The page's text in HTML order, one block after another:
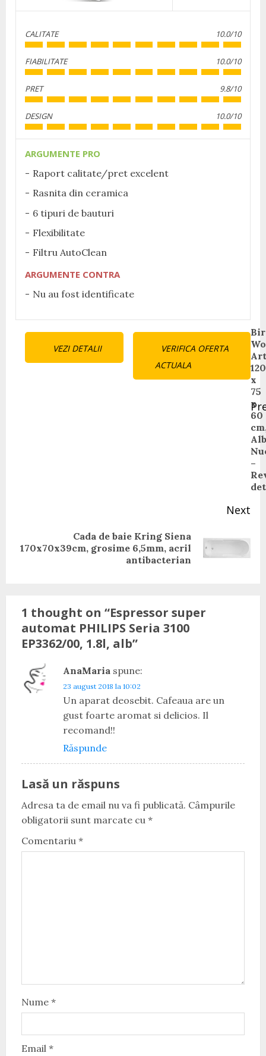
CALITATE 10.0/10
FIABILITATE 10.0/10
PRET 9.8/10
DESIGN 10.0/10
ARGUMENTE PRO
Raport calitate/pret excelent
Rasnita din ceramica
6 tipuri de bauturi
Flexibilitate
Filtru AutoClean
ARGUMENTE CONTRA
Nu au fost identificate
VEZI DETALII
VERIFICA OFERTA
ACTUALA
Continue
Reading
120
x
75
x
60
–
Next
Next
Cada de baie Kring Siena
170x70x39cm, grosime 6,5mm, acril
antibacterian
1 thought on “Espressor super
automat PHILIPS Seria 3100
EP3362/00, 1.8l, alb”
AnaMaria spune:
23 august 2018 la 10:02
Un aparat deosebit. Cafeaua are un
gust foarte aromat si delicios. Il
recomand!!
Răspunde
Lasă un răspuns
Adresa ta de email nu va fi publicată. Câmpurile
obligatorii sunt marcate cu *
Comentariu *
Nume *
Email *